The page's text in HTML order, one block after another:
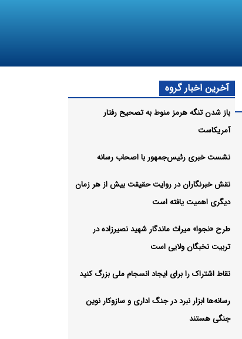
آخرین اخبار گروه
باز شدن تنگه هرمز منوط به تصحیح رفتار
آمریکاست
نشست خبری رئیس‌جمهور با اصحاب رسانه
نقش خبرنگاران در روایت حقیقت بیش از هر زمان
دیگری اهمیت یافته است
طرح «نجوا» میراث ماندگار شهید نصیرزاده در
تربیت نخبگان ولایی است
نقاط اشتراک را برای ایجاد انسجام ملی بزرگ کنید
رسانه‌ها ابزار نبرد در جنگ اداری و سازوکار نوین
جنگی هستند